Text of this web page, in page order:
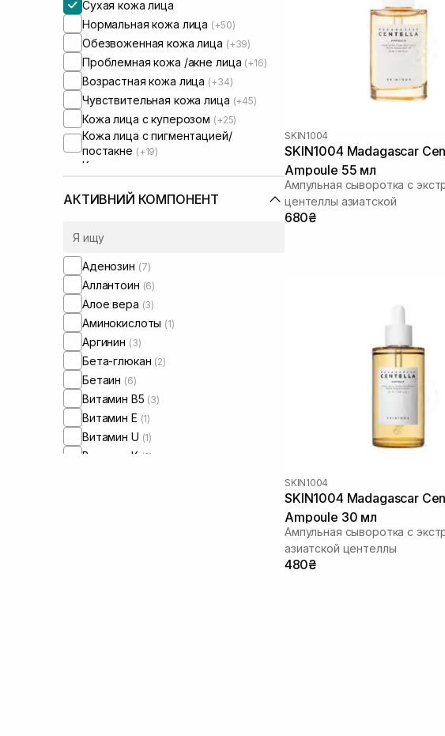
Сухая кожа лица
Нормальная кожа лица (+50)
Обезвоженная кожа лица (+39)
Проблемная кожа /акне лица (+16)
Возрастная кожа лица (+34)
Чувствительная кожа лица (+45)
Кожа лица с куперозом (+25)
Кожа лица с пигментацией/
постакне (+19)
Кожа лица с расширенными порами
Кожа лица с нарушенным
микробиомом
(+17)
АКТИВНИЙ КОМПОНЕНТ
Аденозин (7)
Аллантоин (6)
Алое вера (3)
Аминокислоты (1)
Аргинин (3)
Бета-глюкан (2)
Бетаин (6)
Витамин B5 (3)
Витамин Е (1)
Витамин U (1)
Витамин К (2)
SKIN1004
SKIN1004 Madagascar
Ampoule 55 мл
Ампульная сыворотка с
центеллы азиатской
680₴
SKIN1004
SKIN1004 Madagascar
Ampoule 30 мл
Ампульная сыворотка с
азиатской центеллы
480₴